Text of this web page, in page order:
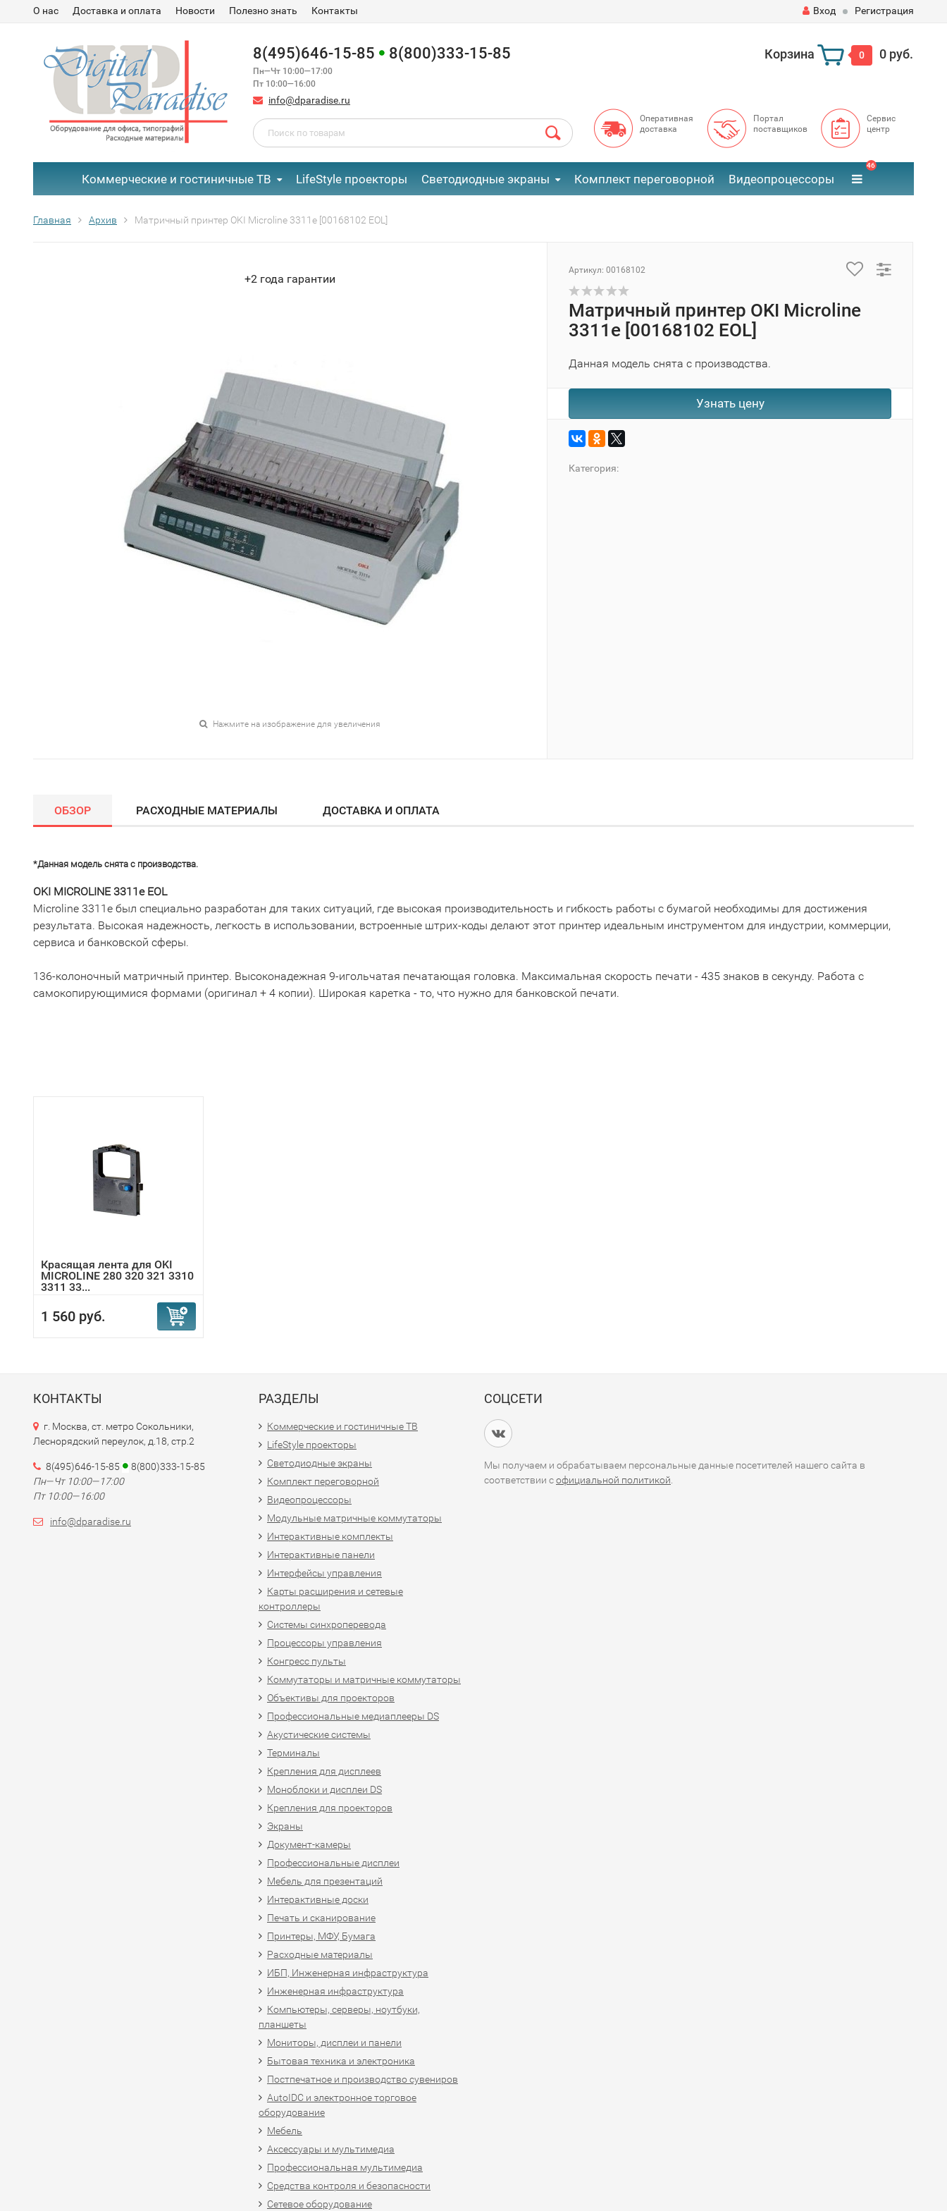
О нас Доставка и оплата Новости Полезно знать Контакты Вход Регистрация
8(495)646-15-85 8(800)333-15-85
Пн—Чт 10:00—17:00
Пт 10:00—16:00
info@dparadise.ru
Корзина 0 0 руб.
Оперативная
доставка
Портал
поставщиков
Сервис
центр
Коммерческие и гостиничные ТВ LifeStyle проекторы Светодиодные экраны Комплект переговорной Видеопроцессоры
46
Главная Архив Матричный принтер OKI Microline 3311e [00168102 EOL]
+2 года гарантии
Нажмите на изображение для увеличения
Артикул: 00168102
Матричный принтер OKI Microline
3311e [00168102 EOL]
Данная модель снята с производства.
Узнать цену
Категория:
ОБЗОР РАСХОДНЫЕ МАТЕРИАЛЫ ДОСТАВКА И ОПЛАТА
*Данная модель снята с производства.
OKI MICROLINE 3311e EOL
Microline 3311e был специально разработан для таких ситуаций, где высокая производительность и гибкость работы с бумагой необходимы для достижения
результата. Высокая надежность, легкость в использовании, встроенные штрих-коды делают этот принтер идеальным инструментом для индустрии, коммерции,
сервиса и банковской сферы.
136-колоночный матричный принтер. Высоконадежная 9-игольчатая печатающая головка. Максимальная скорость печати - 435 знаков в секунду. Работа с
самокопирующимися формами (оригинал + 4 копии). Широкая каретка - то, что нужно для банковской печати.
Красящая лента для OKI
MICROLINE 280 320 321 3310
3311 33...
1 560 руб.
КОНТАКТЫ
г. Москва, ст. метро Сокольники,
Леснорядский переулок, д.18, стр.2
8(495)646-15-85
8(800)333-15-85
Пн—Чт 10:00—17:00
Пт 10:00—16:00
info@dparadise.ru
РАЗДЕЛЫ
Коммерческие и гостиничные ТВ
LifeStyle проекторы
Светодиодные экраны
Комплект переговорной
Видеопроцессоры
Модульные матричные коммутаторы
Интерактивные комплекты
Интерактивные панели
Интерфейсы управления
Карты расширения и сетевые
контроллеры
Системы синхроперевода
Процессоры управления
Конгресс пульты
Коммутаторы и матричные коммутаторы
Объективы для проекторов
Профессиональные медиаплееры DS
Акустические системы
Терминалы
Крепления для дисплеев
Моноблоки и дисплеи DS
Крепления для проекторов
Экраны
Документ-камеры
Профессиональные дисплеи
Мебель для презентаций
Интерактивные доски
Печать и сканирование
Принтеры, МФУ, Бумага
Расходные материалы
ИБП, Инженерная инфраструктура
Инженерная инфраструктура
Компьютеры, серверы, ноутбуки,
планшеты
Мониторы, дисплеи и панели
Бытовая техника и электроника
Постпечатное и производство сувениров
AutoIDC и электронное торговое
оборудование
Мебель
Аксессуары и мультимедиа
Профессиональная мультимедиа
Средства контроля и безопасности
Сетевое оборудование
СОЦСЕТИ
Мы получаем и обрабатываем персональные данные посетителей нашего сайта в
соответствии софициальной политикой